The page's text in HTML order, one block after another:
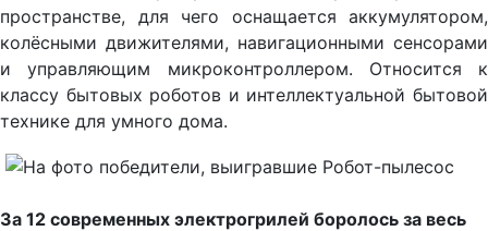
пространстве, для чего оснащается аккумулятором,
колёсными движителями, навигационными сенсорами
и управляющим микроконтроллером. Относится к
классу бытовых роботов и интеллектуальной бытовой
технике для умного дома.
За 12 современных электрогрилей боролось за весь